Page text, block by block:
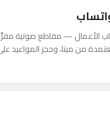
من ميتا، وحجز المواعيد